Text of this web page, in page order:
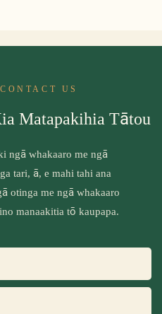
US
Matapakihia Tātou
ngā whakaaro me ngā
tari, ā, e mahi tahi ana
otinga me ngā whakaaro
manaakitia tō kaupapa.